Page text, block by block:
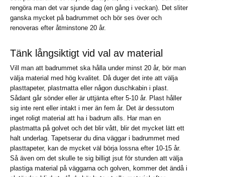
rengöra man det var sjunde dag (en gång i veckan). Det sliter
ganska mycket på badrummet och bör ses över och
renoveras efter åtminstone 20 år.
Tänk långsiktigt vid val av material
Vill man att badrummet ska hålla under minst 20 år, bör man
välja material med hög kvalitet. Då duger det inte att välja
plasttapeter, plastmatta eller någon duschkabin i plast.
Sådant går sönder eller är uttjänta efter 5-10 år. Plast håller
sig inte rent eller intakt i mer än fem år. Det är dessutom
inget roligt material att ha i badrum alls. Har man en
plastmatta på golvet och det blir vått, blir det mycket lätt ett
halt underlag. Tapetserar du dina väggar i badrummet med
plasttapeter, kan de mycket väl börja lossna efter 10-15 år.
Så även om det skulle te sig billigt jsut för stunden att välja
plastiga material på väggarna och golven, kommer det ändå i